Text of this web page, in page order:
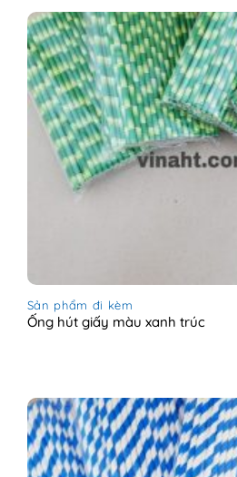
Sản phẩm đi kèm
Ống hút giấy màu xanh trúc